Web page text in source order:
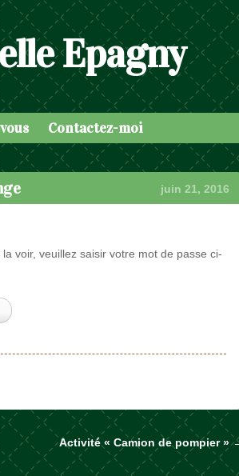
Epagny
Contactez-moi
juin 21, 2016
voir, veuillez saisir votre mot de passe ci-
Activité « Camion de pompier »